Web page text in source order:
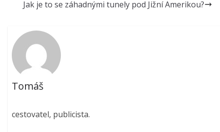
Jak je to se záhadnými tunely pod Jižní Amerikou?
Tomáš
cestovatel, publicista.